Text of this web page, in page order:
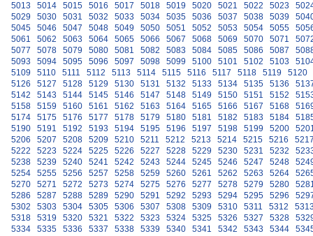
5013
5014 5015 5016 5017 5018 5019 5020 5021 5022 5023
5029
5030 5031 5032 5033 5034 5035 5036 5037 5038 5039
5045
5046 5047 5048 5049 5050 5051 5052 5053 5054 5055
5061
5062 5063 5064 5065 5066 5067 5068 5069 5070 5071
5077
5078 5079 5080 5081 5082 5083 5084 5085 5086 5087
5093
5094 5095 5096 5097 5098 5099 5100 5101 5102 5103
5109
5110 5111 5112 5113 5114 5115 5116 5117 5118 5119
5120
5126
5127 5128 5129 5130 5131 5132 5133 5134 5135 5136
5142
5143 5144 5145 5146 5147 5148 5149 5150 5151 5152
5158
5159 5160 5161 5162 5163 5164 5165 5166 5167 5168
5174
5175 5176 5177 5178 5179 5180 5181 5182 5183 5184
5190
5191 5192 5193 5194 5195 5196 5197 5198 5199 5200
5206
5207 5208 5209 5210 5211 5212 5213 5214 5215 5216
5222
5223 5224 5225 5226 5227 5228 5229 5230 5231 5232
5238
5239 5240 5241 5242 5243 5244 5245 5246 5247 5248
5254
5255 5256 5257 5258 5259 5260 5261 5262 5263 5264
5270
5271 5272 5273 5274 5275 5276 5277 5278 5279 5280
5286
5287 5288 5289 5290 5291 5292 5293 5294 5295 5296
5302
5303 5304 5305 5306 5307 5308 5309 5310 5311 5312
5318
5319 5320 5321 5322 5323 5324 5325 5326 5327 5328
5334
5335 5336 5337 5338 5339 5340 5341 5342 5343 5344